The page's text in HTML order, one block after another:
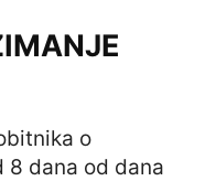
o
8 dana od dana